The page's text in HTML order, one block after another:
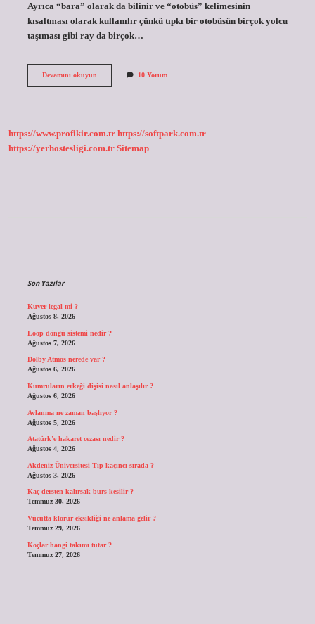
Ayrıca “bara” olarak da bilinir ve “otobüs” kelimesinin
kısaltması olarak kullanılır çünkü tıpkı bir otobüsün birçok yolcu
taşıması gibi ray da birçok…
Devamını okuyunBara
10 Yorum
https://www.profikir.com.tr https://softpark.com.tr
https://yerhostesligi.com.tr Sitemap
Son Yazılar
Kuver legal mi ?
Ağustos 8, 2026
Loop döngü sistemi nedir ?
Ağustos 7, 2026
Dolby Atmos nerede var ?
Ağustos 6, 2026
Kumruların erkeği dişisi nasıl anlaşılır ?
Ağustos 6, 2026
Avlanma ne zaman başlıyor ?
Ağustos 5, 2026
Atatürk’e hakaret cezası nedir ?
Ağustos 4, 2026
Akdeniz Üniversitesi Tıp kaçıncı sırada ?
Ağustos 3, 2026
Kaç dersten kalırsak burs kesilir ?
Temmuz 30, 2026
Vücutta klorür eksikliği ne anlama gelir ?
Temmuz 29, 2026
Koçlar hangi takımı tutar ?
Temmuz 27, 2026